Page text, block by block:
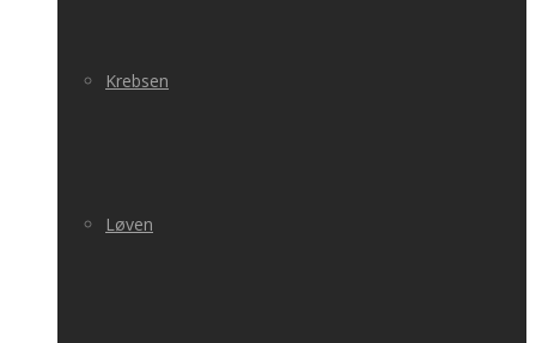
Krebsen
Løven